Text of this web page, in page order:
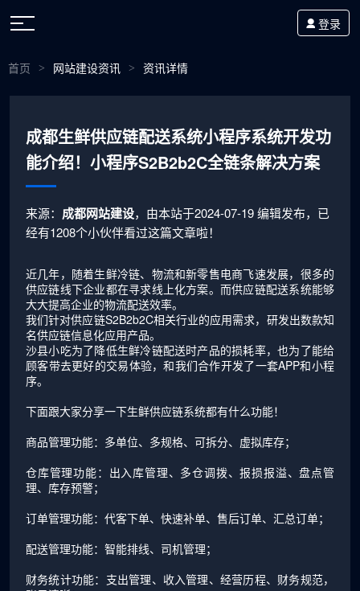
登录
首页 > 网站建设资讯 > 资讯详情
成都生鲜供应链配送系统小程序系统开发功
能介绍！小程序S2B2b2C全链条解决方案
来源： 成都网站建设，由本站于2024-07-19 编辑发布，已
经有1208个小伙伴看过这篇文章啦！
近几年，随着生鲜冷链、物流和新零售电商飞速发展，很多的
供应链线下企业都在寻求线上化方案。而供应链配送系统能够
大大提高企业的物流配送效率。
我们针对供应链S2B2b2C相关行业的应用需求，研发出数款知
名供应链信息化应用产品。
沙县小吃为了降低生鲜冷链配送时产品的损耗率，也为了能给
顾客带去更好的交易体验，和我们合作开发了一套APP和小程
序。
下面跟大家分享一下生鲜供应链系统都有什么功能！
商品管理功能：多单位、多规格、可拆分、虚拟库存；
仓库管理功能：出入库管理、多仓调拨、报损报溢、盘点管
理、库存预警；
订单管理功能：代客下单、快速补单、售后订单、汇总订单；
配送管理功能：智能排线、司机管理；
财务统计功能：支出管理、收入管理、经营历程、财务规范，